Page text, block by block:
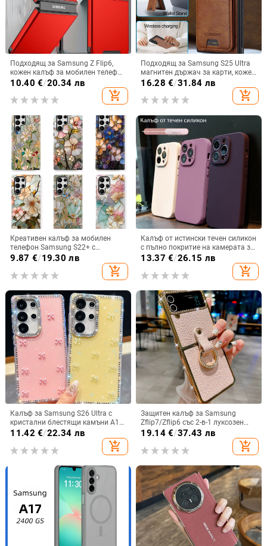
Подходящ за Samsung Z Flip6,
кожен калъф за мобилен телефон
Flip5, твърд двустранен калъф
против падане за Flip7, защитен
калъф Armor
10.40 €/20.34 лв
add_shopping_cart
Подходящ за Samsung S25 Ultra
магнитен държач за карти, кожен
калъф S24Plus, защитен калъф,
разделен на части, калъф за
мобилен телефон Samsung
16.28 €/31.84 лв
add_shopping_cart
Креативен калъф за мобилен
телефон Samsung S22+ с
остъклено цвете, защита от
падане, Ultra Film Case за Apple
13
9.87 €/19.30 лв
add_shopping_cart
Калъф от истински течен силикон
с пълно покритие на камерата за
iPhone 14 Pro Max, iPhone 13 Pro
и iPhone 12 — удароустойчив
13.37 €/26.15 лв
add_shopping_cart
Калъф за Samsung S26 Ultra с
кристални блестящи камъни A17,
A57IMD Aurora Bow и S24FE,
11.42 €/22.34 лв
add_shopping_cart
Защитен калъф за Samsung
Zflip7/Zflip6 със 2-в-1 луксозен
дизайн, изкуствена кожа и
19.14€/37.43 лв
add_shopping_cart